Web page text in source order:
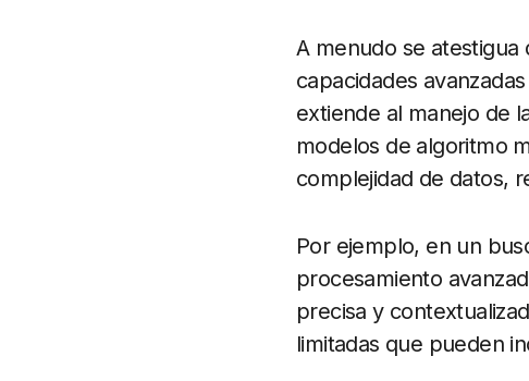
A menudo se
capacidades
extiende al manejo de
modelos de algoritmo
complejidad de datos,
Por ejemplo, en un
procesamiento
precisa y
limitadas que pueden